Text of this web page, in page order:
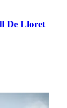
De Lloret